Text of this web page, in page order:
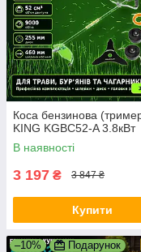
Коса бензинова
KING KGBC52-A 3.8кВт
В наявності
3 197 ₴ 3 847 ₴
Купити
–10% Подарунок